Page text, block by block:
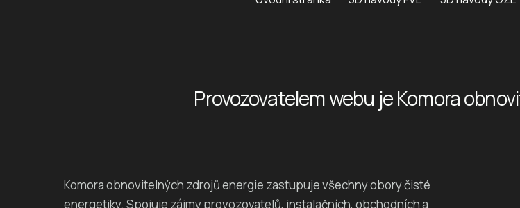
Provozovatelem webu je Komora
Komora obnovitelných zdrojů energie zastupuje všechny obory čisté
energetiky. Spojuje zájmy provozovatelů, instalačních, obchodních a